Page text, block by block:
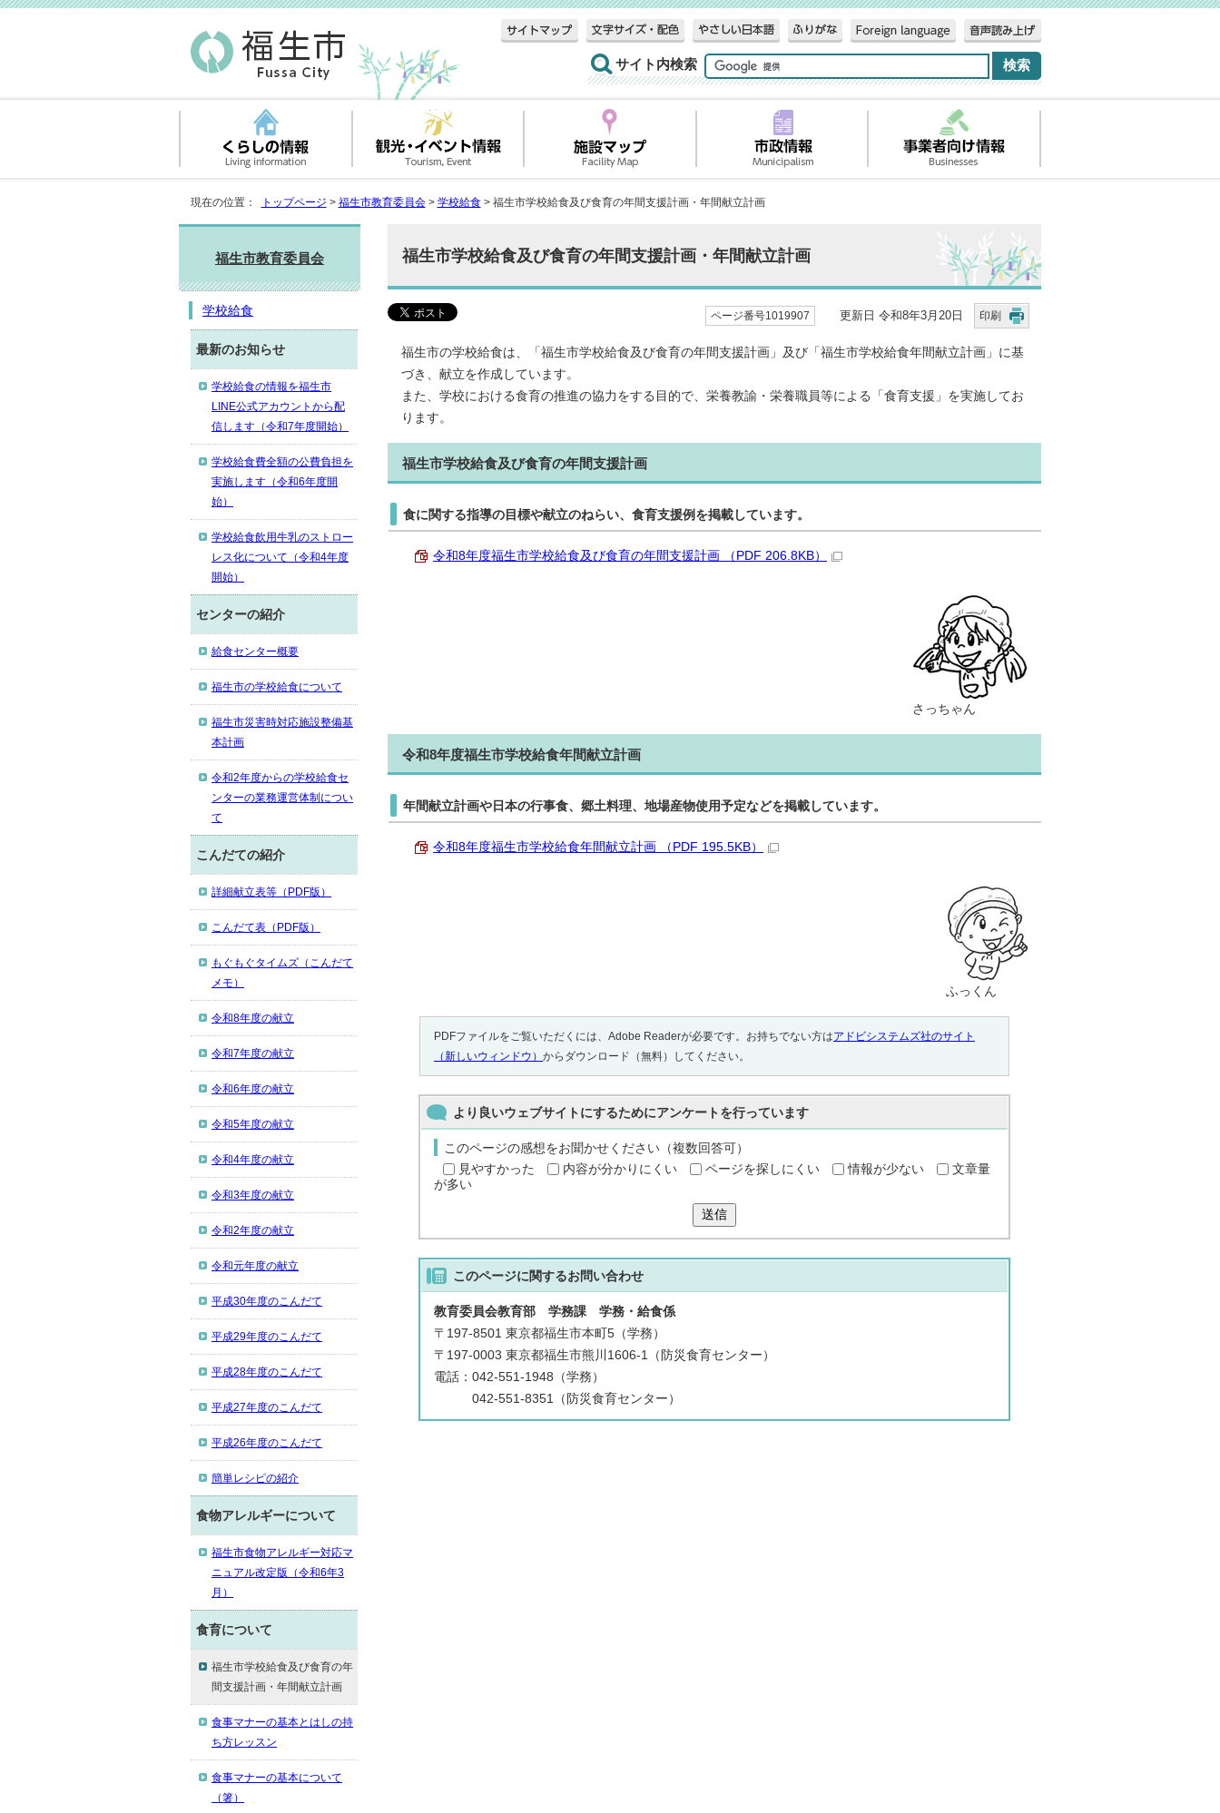
サイト内検索
現在の位置： トップページ > 福生市教育委員会> 学校給食> 福生市学校給食及び食育の年間支援計画・年間献立計画
福生市学校給食及び食育の年間支援計画・年間献立計画
ページ番号1019907 更新日 令和8年3月20日 印刷
福生市の学校給食は、「福生市学校給食及び食育の年間支援計画」及び「福生市学校給食年間献立計画」に基
づき、献立を作成しています。
また、学校における食育の推進の協力をする目的で、栄養教諭・栄養職員等による「食育支援」を実施してお
ります。
福生市学校給食及び食育の年間支援計画
食に関する指導の目標や献立のねらい、食育支援例を掲載しています。
令和8年度福生市学校給食及び食育の年間支援計画 （PDF 206.8KB）
さっちゃん
令和8年度福生市学校給食年間献立計画
年間献立計画や日本の行事食、郷土料理、地場産物使用予定などを掲載しています。
令和8年度福生市学校給食年間献立計画 （PDF 195.5KB）
ふっくん
PDFファイルをご覧いただくには、Adobe Readerが必要です。お持ちでない方はアドビシステムズ社のサイト
（新しいウィンドウ） からダウンロード（無料）してください。
より良いウェブサイトにするためにアンケートを行っています
このページの感想をお聞かせください（複数回答可）
見やすかった
内容が分かりにくい ページを探しにくい 情報が少ない
文章量
が多い
送信
このページに関するお問い合わせ
教育委員会教育部 学務課 学務・給食係
〒197-8501 東京都福生市本町5（学務）
〒197-0003 東京都福生市熊川1606-1（防災食育センター）
電話：042-551-1948（学務）
042-551-8351（防災食育センター）
福生市教育委員会
学校給食
最新のお知らせ
学校給食の情報を福生市
LINE公式アカウントから配
信します（令和7年度開始）
学校給食費全額の公費負担を
実施します（令和6年度開
始）
学校給食飲用牛乳のストロー
レス化について（令和4年度
開始）
センターの紹介
給食センター概要
福生市の学校給食について
福生市災害時対応施設整備基
本計画
令和2年度からの学校給食セ
ンターの業務運営体制につい
て
こんだての紹介
詳細献立表等（PDF版）
こんだて表（PDF版）
もぐもぐタイムズ（こんだて
メモ）
令和8年度の献立
令和7年度の献立
令和6年度の献立
令和5年度の献立
令和4年度の献立
令和3年度の献立
令和2年度の献立
令和元年度の献立
平成30年度のこんだて
平成29年度のこんだて
平成28年度のこんだて
平成27年度のこんだて
平成26年度のこんだて
簡単レシピの紹介
食物アレルギーについて
福生市食物アレルギー対応マ
ニュアル改定版（令和6年3
月）
食育について
福生市学校給食及び食育の年
間支援計画・年間献立計画
食事マナーの基本とはしの持
ち方レッスン
食事マナーの基本について
（箸）